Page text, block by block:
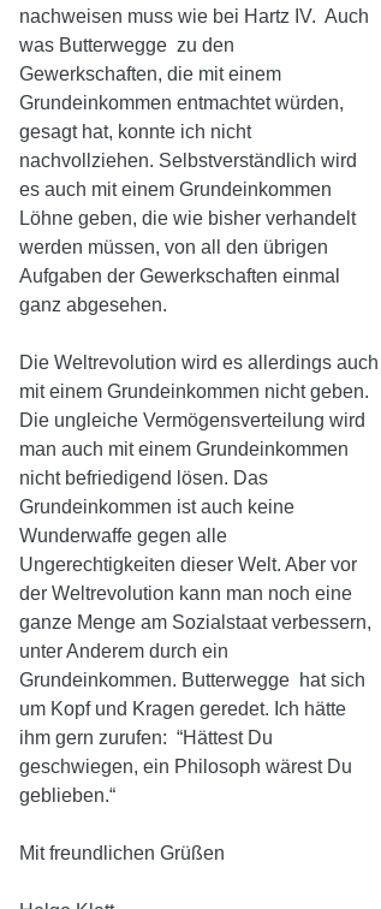
nachweisen muss wie bei Hartz IV. Auch
was Butterwegge zu den
Gewerkschaften, die mit einem
Grundeinkommen entmachtet würden,
gesagt hat, konnte ich nicht
nachvollziehen. Selbstverständlich wird
es auch mit einem Grundeinkommen
Löhne geben, die wie bisher verhandelt
werden müssen, von all den übrigen
Aufgaben der Gewerkschaften einmal
ganz abgesehen.
Die Weltrevolution wird es allerdings auch
mit einem Grundeinkommen nicht geben.
Die ungleiche Vermögensverteilung wird
man auch mit einem Grundeinkommen
nicht befriedigend lösen. Das
Grundeinkommen ist auch keine
Wunderwaffe gegen alle
Ungerechtigkeiten dieser Welt. Aber vor
der Weltrevolution kann man noch eine
ganze Menge am Sozialstaat verbessern,
unter Anderem durch ein
Grundeinkommen. Butterwegge hat sich
um Kopf und Kragen geredet. Ich hätte
ihm gern zurufen: “Hättest Du
geschwiegen, ein Philosoph wärest Du
geblieben.“
Mit freundlichen Grüßen